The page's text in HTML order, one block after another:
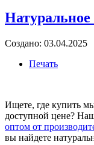
Создано: 03.04.2025
Печать
Ищете, где купить
доступной цене?
оптом от
вы найдете